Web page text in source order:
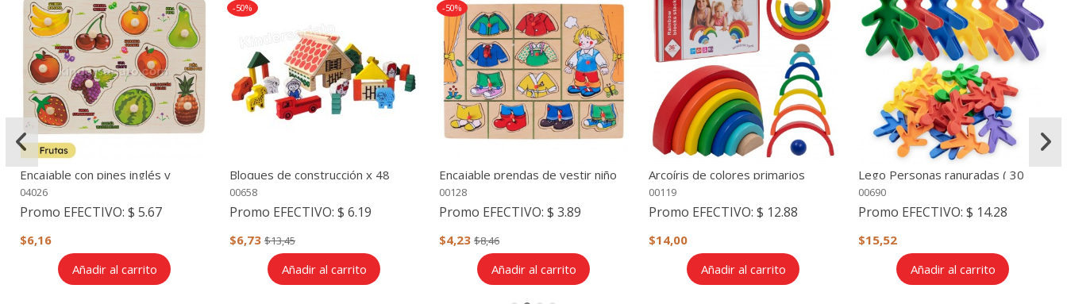
Encajable con pines inglés y
español (varios modelos)
04026
Promo EFECTIVO: $ 5.67
$6,16
Añadir al carrito
-50%
Bloques de construcción x 48
piezas (granja)
00658
Promo EFECTIVO: $ 6.19
$6,73 $13,45
Añadir al carrito
-50%
Encajable prendas de vestir niño
00128
Promo EFECTIVO: $ 3.89
$4,23 $8,46
Añadir al carrito
Arcoíris de colores primarios
Montessori - 9 piezas
00119
Promo EFECTIVO: $ 12.88
$14,00
Añadir al carrito
Lego Personas ranuradas ( 30
piezas)
00690
Promo EFECTIVO: $ 14.28
$15,52
Añadir al carrito